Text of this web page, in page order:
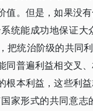
值。但是，如果没
统能成功地保证
统治阶级的共同
同普遍利益相交叉
本利益，这些利
家形式的共同意